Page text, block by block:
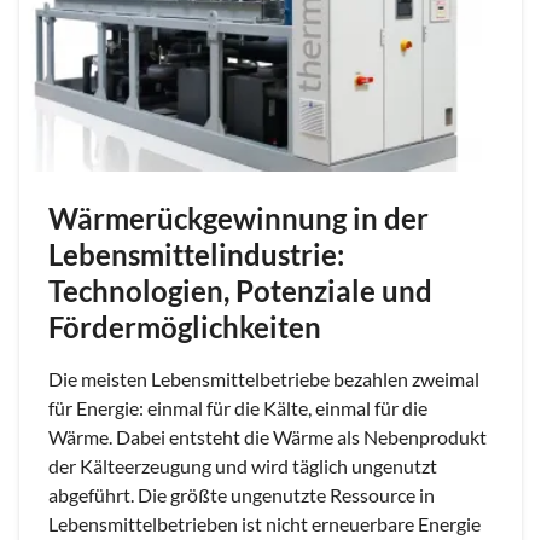
Wärmerückgewinnung in der
Lebensmittelindustrie:
Technologien, Potenziale und
Fördermöglichkeiten
Die meisten Lebensmittelbetriebe bezahlen zweimal
für Energie: einmal für die Kälte, einmal für die
Wärme. Dabei entsteht die Wärme als Nebenprodukt
der Kälteerzeugung und wird täglich ungenutzt
abgeführt. Die größte ungenutzte Ressource in
Lebensmittelbetrieben ist nicht erneuerbare Energie